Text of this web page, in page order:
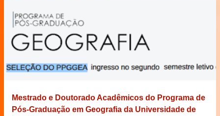
Mestrado e Doutorado Acadêmicos do Programa de
Pós-Graduação em Geografia da Universidade de